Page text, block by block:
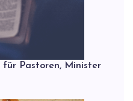
für Pastoren, Minister